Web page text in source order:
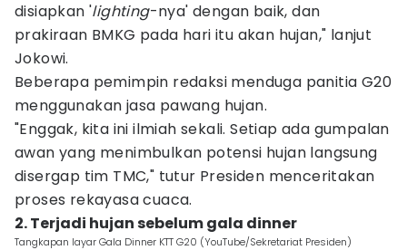
disiapkan 'lighting-nya' dengan baik, dan
prakiraan BMKG pada hari itu akan hujan," lanjut
Jokowi.
Beberapa pemimpin redaksi menduga panitia G20
menggunakan jasa pawang hujan.
"Enggak, kita ini ilmiah sekali. Setiap ada gumpalan
awan yang menimbulkan potensi hujan langsung
disergap tim TMC," tutur Presiden menceritakan
proses rekayasa cuaca.
2. Terjadi hujan sebelum gala dinner
Tangkapan layar Gala Dinner KTT G20 (YouTube/Sekretariat Presiden)